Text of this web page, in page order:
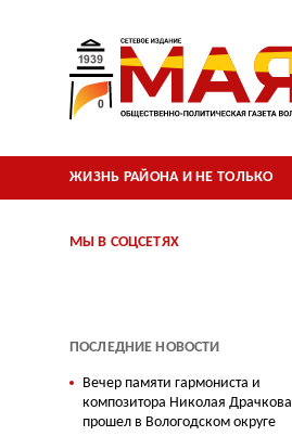
ЖИЗНЬ РАЙОНА И НЕ ТОЛЬКО
МЫ В СОЦСЕТЯХ
ПОСЛЕДНИЕ НОВОСТИ
Вечер памяти гармониста и
композитора Николая Драчкова
прошел в Вологодском округе